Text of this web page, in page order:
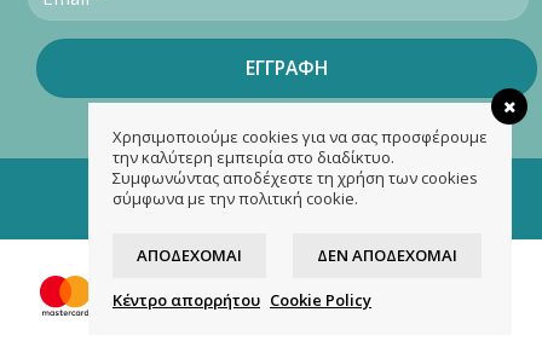
Copyright 2026 ©doubletrouble.gr
Designed & developed by
Χρησιμοποιούμε cookies για να σας προσφέρουμε
την καλύτερη εμπειρία στο διαδίκτυο.
Συμφωνώντας αποδέχεστε τη χρήση των cookies
σύμφωνα με την πολιτική cookie.
ΑΠΟΔΈΧΟΜΑΙ ΔΕΝ ΑΠΟΔΈΧΟΜΑΙ
Κέντρο απορρήτου Cookie Policy